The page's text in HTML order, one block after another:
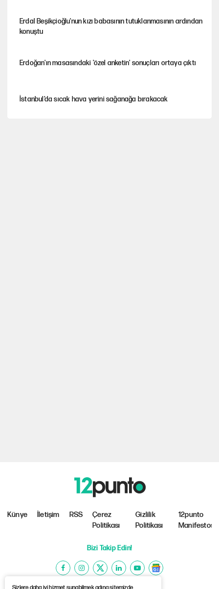
Erdal Beşikçioğlu'nun kızı babasının tutuklanmasının ardından
konuştu
Erdoğan'ın masasındaki 'özel anketin' sonuçları ortaya çıktı
İstanbul’da sıcak hava yerini sağanağa bırakacak
Künye İletişim RSS
Çerez
Politikası
Gizlilik
Politikası
12punto
Manifestosu
Bizi Takip Edin!